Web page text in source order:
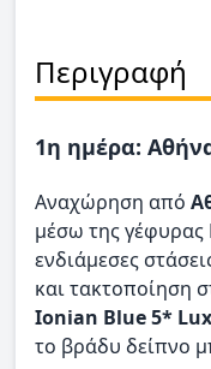
Περιγραφή
1η ημέρα:
Αναχώρηση από
μέσω της γέφυρας
ενδιάμεσες
και τακτοποίηση
Ionian Blue 5* Lux
το βράδυ δείπνο